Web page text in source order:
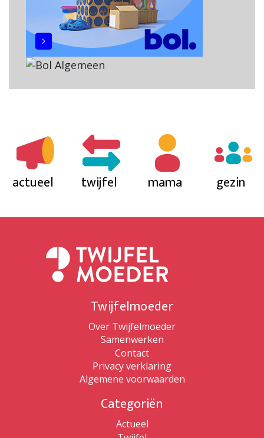
actueel twijfel mama gezin
Twijfelmoeder
Over Twijfelmoeder
Samenwerken
Contact
Privacy verklaring
Algemene voorwaarden
Categoriën
Actueel